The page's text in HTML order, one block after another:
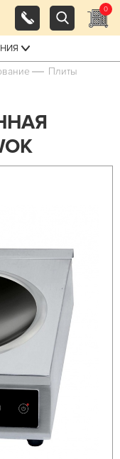
0
Плиты